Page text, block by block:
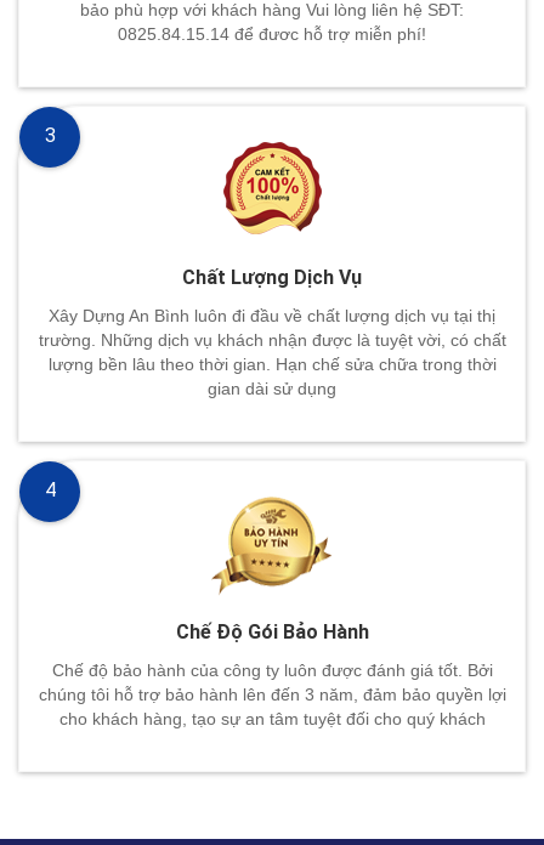
bảo phù hợp với khách hàng Vui lòng liên hệ SĐT:
0825.84.15.14 để đươc hỗ trợ miễn phí!
Chất Lượng Dịch Vụ
Xây Dựng An Bình luôn đi đầu về chất lượng dịch vụ tại thị
trường. Những dịch vụ khách nhận được là tuyệt vời, có chất
lượng bền lâu theo thời gian. Hạn chế sửa chữa trong thời
gian dài sử dụng
3
Chế Độ Gói Bảo Hành
Chế độ bảo hành của công ty luôn được đánh giá tốt. Bởi
chúng tôi hỗ trợ bảo hành lên đến 3 năm, đảm bảo quyền lợi
cho khách hàng, tạo sự an tâm tuyệt đối cho quý khách
4